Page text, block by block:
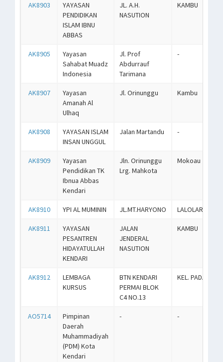
AK8903
YAYASAN
PENDIDIKAN
ISLAM IBNU
ABBAS
JL. A.H.
NASUTION
KAMBU
AK8905
Yayasan
Sahabat Muadz
Indonesia
Jl. Prof
Abdurrauf
Tarimana
-
AK8907
Yayasan
Amanah Al
Ulhaq
Jl. Orinunggu Kambu
AK8908
YAYASAN ISLAM
INSAN UNGGUL
Jalan Martandu -
AK8909
Yayasan
Pendidikan TK
Ibnua Abbas
Kendari
Jln. Orinunggu
Lrg. Mahkota
Mokoau
AK8910 YPI AL MUMININ JL.MT.HARYONO LALOLARA
AK8911
YAYASAN
PESANTREN
HIDAYATULLAH
KENDARI
JALAN
JENDERAL
NASUTION
KAMBU
AK8912
LEMBAGA
KURSUS
BTN KENDARI
PERMAI BLOK
C4 NO.13
KEL. PADALEU
AO5714
Pimpinan
Daerah
Muhammadiyah
(PDM) Kota
Kendari
- -